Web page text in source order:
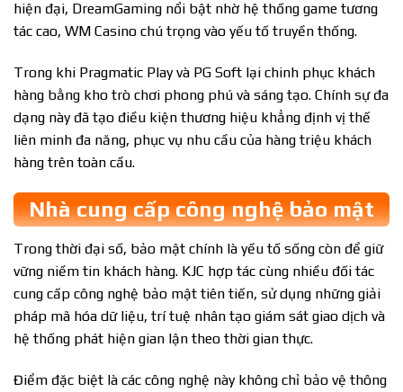
hiện đại, DreamGaming nổi bật nhờ hệ thống game tương
tác cao, WM Casino chú trọng vào yếu tố truyền thống.
Trong khi Pragmatic Play và PG Soft lại chinh phục khách
hàng bằng kho trò chơi phong phú và sáng tạo. Chính sự đa
dạng này đã tạo điều kiện thương hiệu khẳng định vị thế
liên minh đa năng, phục vụ nhu cầu của hàng triệu khách
hàng trên toàn cầu.
Nhà cung cấp công nghệ bảo mật
Trong thời đại số, bảo mật chính là yếu tố sống còn để giữ
vững niềm tin khách hàng. KJC hợp tác cùng nhiều đối tác
cung cấp công nghệ bảo mật tiên tiến, sử dụng những giải
pháp mã hóa dữ liệu, trí tuệ nhân tạo giám sát giao dịch và
hệ thống phát hiện gian lận theo thời gian thực.
Điểm đặc biệt là các công nghệ này không chỉ bảo vệ thông